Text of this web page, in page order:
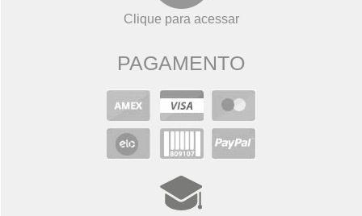
Clique para acessar
PAGAMENTO